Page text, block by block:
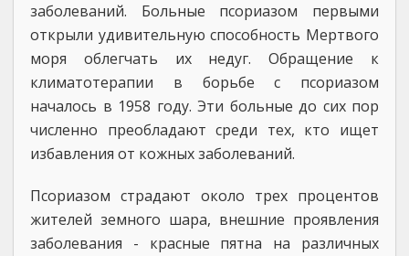
заболеваний. Больные псориазом первыми
открыли удивительную способность Мертвого
моря облегчать их недуг. Обращение к
климатотерапии в борьбе с псориазом
началось в 1958 году. Эти больные до сих пор
численно преобладают среди тех, кто ищет
избавления от кожных заболеваний.
Псориазом страдают около трех процентов
жителей земного шара, внешние проявления
заболевания - красные пятна на различных